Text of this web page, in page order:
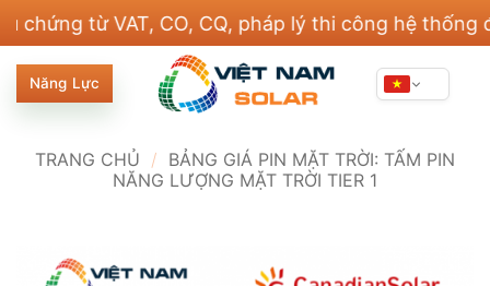
nội
dung
từ VAT, CO, CQ, pháp lý thi công hệ thống điện
Năng Lực
TRANG CHỦ / BẢNG GIÁ PIN MẶT TRỜI: TẤM PIN
NĂNG LƯỢNG MẶT TRỜI TIER 1